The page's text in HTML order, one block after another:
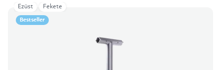
Bestseller
Ezüst Fekete